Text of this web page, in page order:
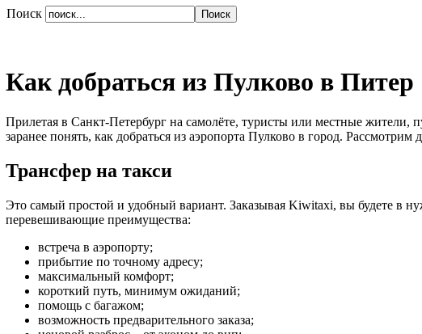
Поиск
Как добраться из Пулково в Питер
Прилетая в Санкт-Петербург на самолёте, туристы или местные жители,
заранее понять, как добраться из аэропорта Пулково в город. Рассмотрим
Трансфер на такси
Это самый простой и удобный вариант. Заказывая Kiwitaxi, вы будете в
перевешивающие преимущества:
встреча в аэропорту;
прибытие по точному адресу;
максимальный комфорт;
короткий путь, минимум ожиданий;
помощь с багажом;
возможность предварительного заказа;